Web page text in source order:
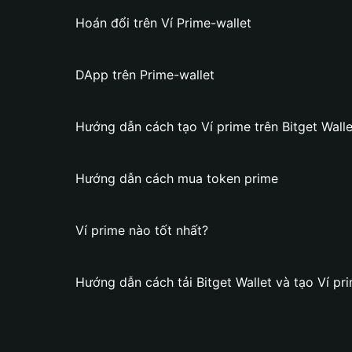
Hoán đổi trên Ví Prime-wallet
DApp trên Prime-wallet
Hướng dẫn cách tạo Ví prime trên Bitget
Hướng dẫn cách mua token prime
Ví prime nào tốt nhất?
Hướng dẫn cách tải Bitget Wallet và tạo Ví